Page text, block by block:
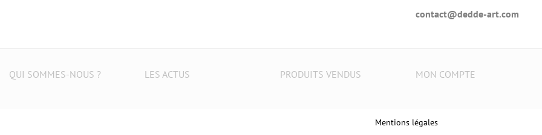
contact@dedde-art.com
QUI SOMMES-NOUS ? LES ACTUS PRODUITS VENDUS MON COMPTE
Mentions légales